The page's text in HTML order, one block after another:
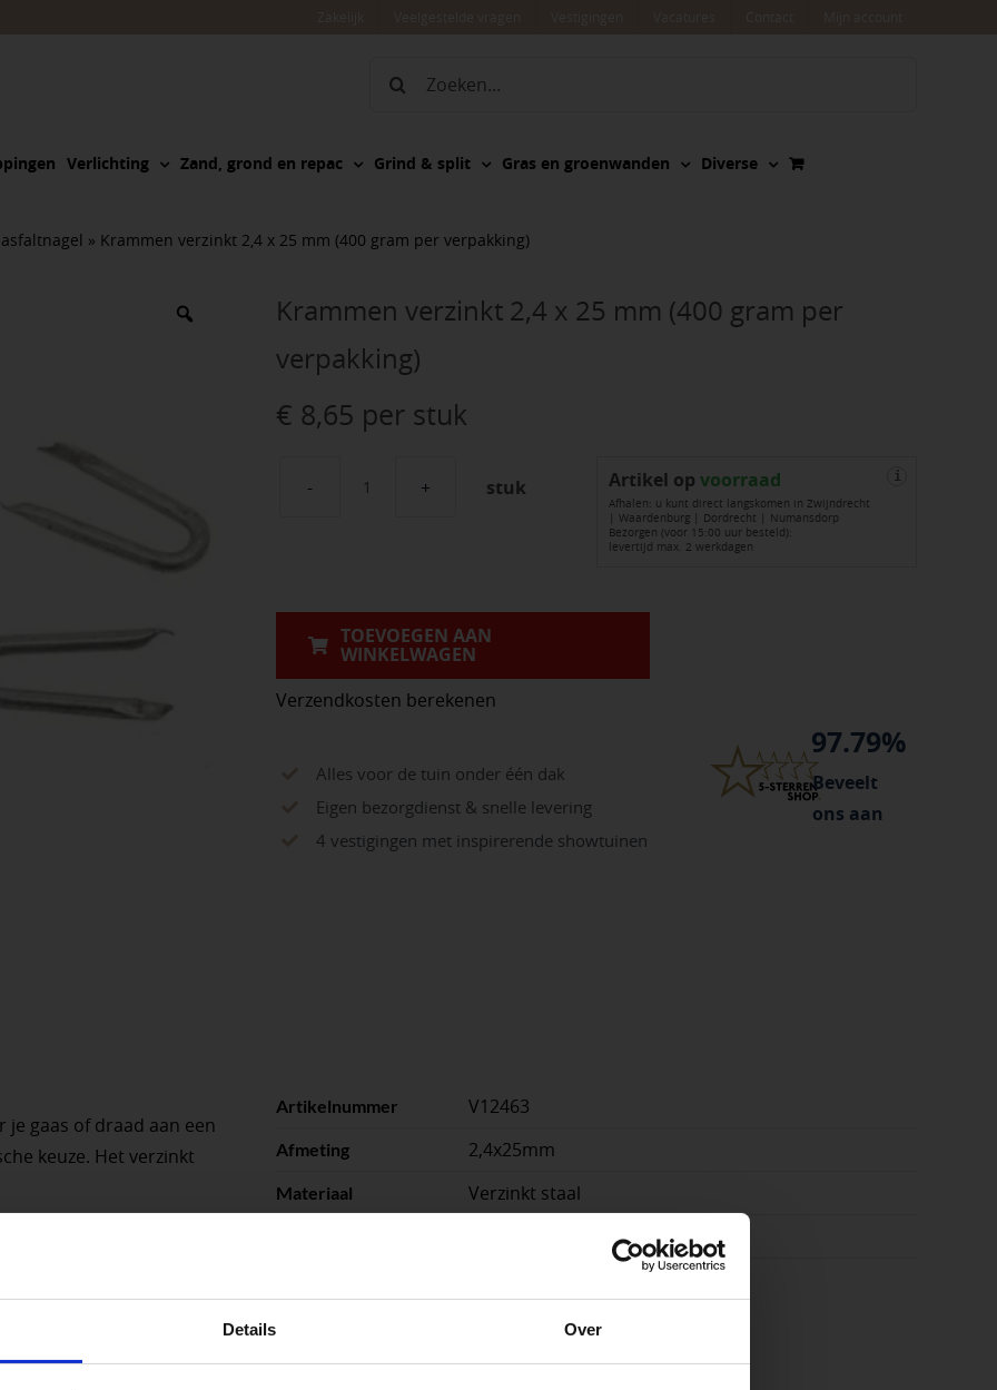
Details Over
Zoeken
Verlichting Zand, grond en repac Grind & split Gras en groenwanden Diverse
» Krammen verzinkt 2,4 x 25 mm (400 gram per verpakking)
Krammen verzinkt 2,4 x 25 mm (400 gram per
verpakking)
€ 8,65 per stuk
Krammen
25
mm
verpakking)
aantal
stuk Artikel op voorraad
Afhalen: u kunt direct langskomen in Zwijndrecht
| Waardenburg | Dordrecht | Numansdorp
Bezorgen (voor 15:00 uur besteld):
levertijd max. 2 werkdagen
i
TOEVOEGEN AAN
WINKELWAGEN
Verzendkosten berekenen
Alles voor de tuin onder één dak
Eigen bezorgdienst & snelle levering
4 vestigingen met inspirerende showtuinen
97.79%
Beveelt
ons aan
gaas of draad aan een
keuze. Het verzinkt
op doorbuigen bij
klauwhamer, wat heel
de twee poten en de
Artikelnummer V12463
Afmeting 2,4x25mm
Materiaal Verzinkt staal
tijdens de vakantieperiode